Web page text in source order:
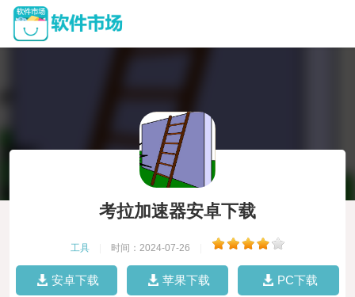
考拉加速器安卓下载
工具 时间：2024-07-26
安卓下载 苹果下载 PC下载